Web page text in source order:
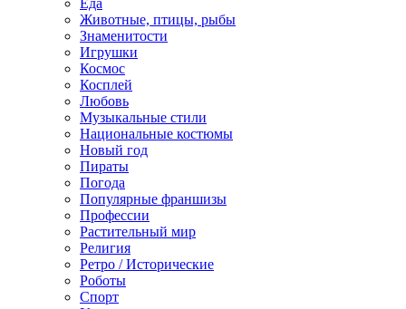
Еда
Животные, птицы, рыбы
Знаменитости
Игрушки
Космос
Косплей
Любовь
Музыкальные стили
Национальные костюмы
Новый год
Пираты
Погода
Популярные франшизы
Профессии
Растительный мир
Религия
Ретро / Исторические
Роботы
Спорт